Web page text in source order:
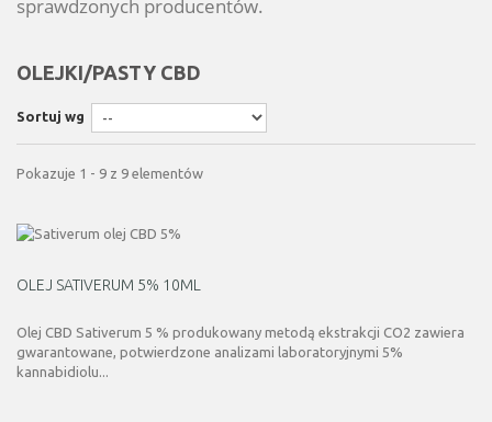
sprawdzonych producentów.
OLEJKI/PASTY CBD
Sortuj wg
Pokazuje 1 - 9 z 9 elementów
OLEJ SATIVERUM 5% 10ML
Olej CBD Sativerum 5 % produkowany metodą ekstrakcji CO2 zawiera
gwarantowane, potwierdzone analizami laboratoryjnymi 5%
kannabidiolu...